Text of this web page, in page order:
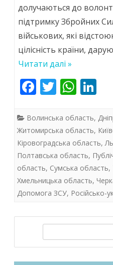
ЗСУ
долучаються до
підтримку Збройних
військових, які
цілісність країни,
Читати далі »
F
e
b
o
o
k
T
itt
er
W
at
s
A
p
p
k
e
dI
n
Волинська область,
Житомирська область,
Кіровоградська область,
Полтавська область,
область, Сумська область,
Хмельницька область,
Допомога ЗСУ, Російсько-